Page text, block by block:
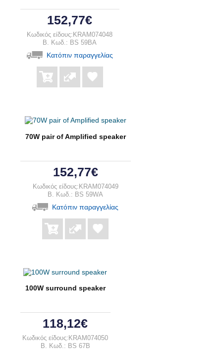
152,77€
Κωδικός είδους:KRAM074048
B. Κωδ.: BS 59BA
Κατόπιν παραγγελίας
70W pair of Amplified speaker
152,77€
Κωδικός είδους:KRAM074049
B. Κωδ.: BS 59WA
Κατόπιν παραγγελίας
100W surround speaker
118,12€
Κωδικός είδους:KRAM074050
B. Κωδ.: BS 67B